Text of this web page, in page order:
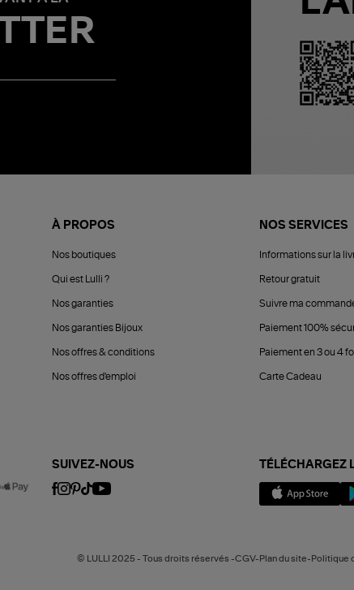
À PROPOS
Nos boutiques
Qui est Lulli ?
Nos garanties
Nos garanties Bijoux
Nos offres & conditions
Nos offres d'emploi
NOS SERVICES
Informations sur la
Retour gratuit
Suivre ma
Paiement 100%
Paiement en 3 ou 4
Carte Cadeau
SUIVEZ-NOUS TÉLÉCHARGEZ
© LULLI 2025 - Tous droits réservés -CGV-Plan du site-Politique